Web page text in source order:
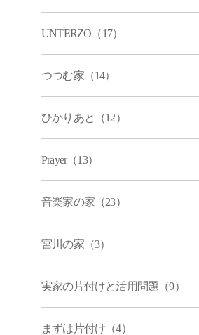
UNTERZO（17）
つつむ家（14）
ひかりあと（12）
Prayer（13）
音楽家の家（23）
宮川の家（3）
実家の片付けと活用問題（9）
まずは片付け（4）